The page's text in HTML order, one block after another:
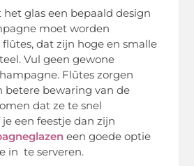
glas een bepaald design
moet worden
dat zijn hoge en smalle
Vul geen gewone
Flûtes zorgen
betere bewaring van de
dat ze te snel
een feestje dan zijn
een goede optie
in te serveren.